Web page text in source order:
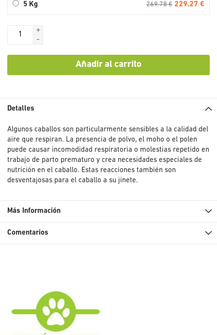
5 Kg 269.78 € 229.27 €
+
-
Añadir al carrito
Detalles
Algunos caballos son particularmente sensibles a la calidad del
aire que respiran. La presencia de polvo, el moho o el polen
puede causar incomodidad respiratoria o molestias repetido en
trabajo de parto prematuro y crea necesidades especiales de
nutrición en el caballo. Estas reacciones también son
desventajosas para el caballo a su jinete.
Más Información
Comentarios